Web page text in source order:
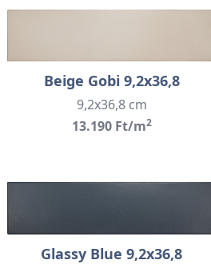
Beige Gobi 9,2x36,8
9,2x36,8 cm
13.190 Ft/m2
Glassy Blue 9,2x36,8